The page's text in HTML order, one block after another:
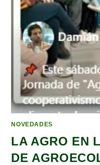
NOVEDADES
LA AGRO EN
DE